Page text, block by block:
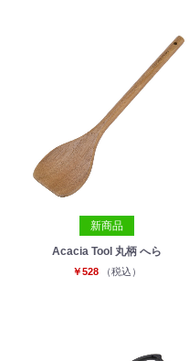
新商品
Acacia Tool 丸柄 へら
￥528 （税込）